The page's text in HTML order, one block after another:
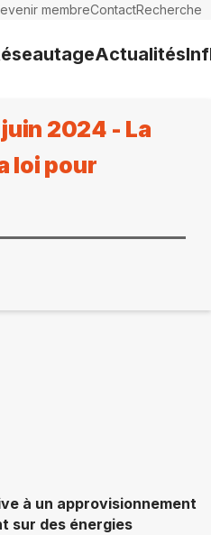
membreContactRecherche
Actualités
2024 - La
loi pour
à un approvisionnement
sur des énergies